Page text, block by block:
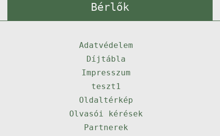
Bérlők
Adatvédelem
Díjtábla
Impresszum
teszt1
Oldaltérkép
Olvasói kérések
Partnerek